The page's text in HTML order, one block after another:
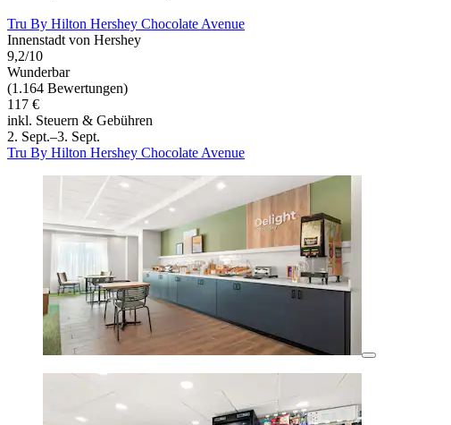
Tru By Hilton Hershey Chocolate Avenue
Innenstadt von Hershey
9,2/10
Wunderbar
(1.164 Bewertungen)
117 €
inkl. Steuern & Gebühren
2. Sept.–3. Sept.
Tru By Hilton Hershey Chocolate Avenue